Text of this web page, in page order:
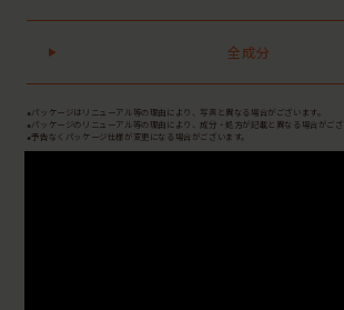
全成分
●パッケージはリニューアル等の理由により、写真と異なる場合がございます。
●パッケージのリニューアル等の理由により、成分・処方が記載と異なる場合がござ
●予告なくパッケージ仕様が変更になる場合がございます。